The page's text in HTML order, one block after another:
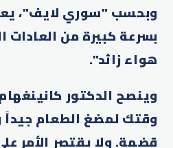
وبحسب "سوري لايف"،
بسرعة كبيرة من العادات
هواء زائد".
وينصح الدكتور
وقتك لمضغ الطعام جيداً
قضمة. ولا يقتصر الأمر